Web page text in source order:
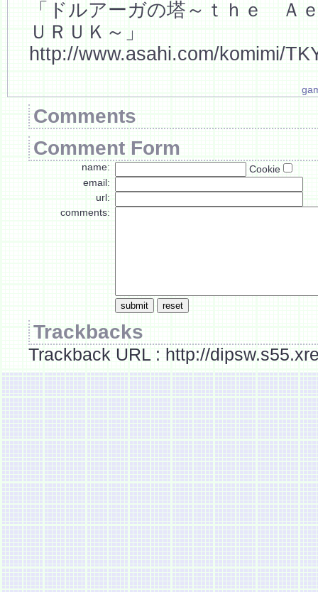
「ドルアーガの塔～ｔｈｅ
ＵＲＵＫ～」
http://www.asahi.com/komimi/
Comments
Comment Form
name:
Cookie
email:
url:
comments:
Trackbacks
Trackback URL : http://